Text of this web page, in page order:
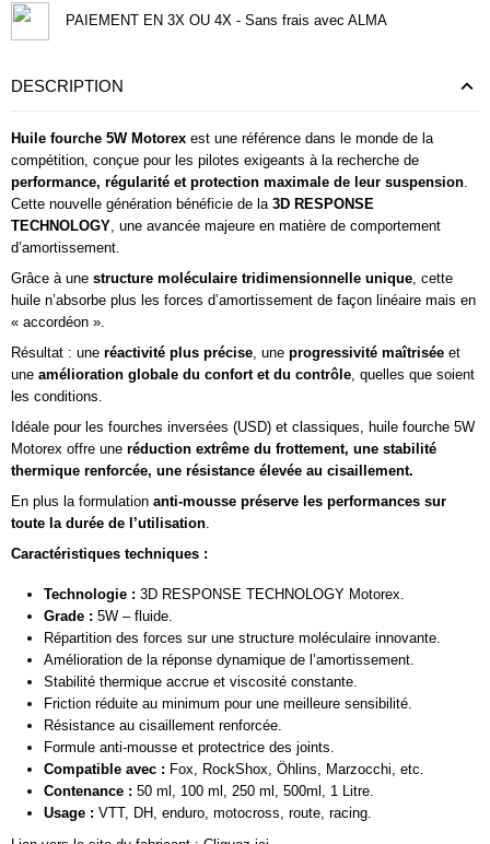
PAIEMENT EN 3X OU 4X - Sans frais avec ALMA
DESCRIPTION
Huile fourche 5W Motorex est une référence dans le monde de la
compétition, conçue pour les pilotes exigeants à la recherche de
performance, régularité et protection maximale de leur suspension
Cette nouvelle génération bénéficie de la 3D RESPONSE
TECHNOLOGY , une avancée majeure en matière de comportement
d’amortissement.
Grâce à une structure moléculaire tridimensionnelle unique , cette
huile n’absorbe plus les forces d’amortissement de façon linéaire mais en
« accordéon ».
Résultat : une réactivité plus précise , une progressivité maîtrisée et
une amélioration globale du confort et du contrôle , quelles que soient
les conditions.
Idéale pour les fourches inversées (USD) et classiques, huile fourche 5W
Motorex offre une réduction extrême du frottement, une stabilité
thermique renforcée, une résistance élevée au cisaillement.
En plus la formulation anti-mousse préserve les performances sur
toute la durée de l’utilisation.
Caractéristiques techniques :
Technologie : 3D RESPONSE TECHNOLOGY Motorex.
Grade : 5W – fluide.
Répartition des forces sur une structure moléculaire innovante.
Amélioration de la réponse dynamique de l’amortissement.
Stabilité thermique accrue et viscosité constante.
Friction réduite au minimum pour une meilleure sensibilité.
Résistance au cisaillement renforcée.
Formule anti-mousse et protectrice des joints.
Compatible avec : Fox, RockShox, Öhlins, Marzocchi, etc.
Contenance : 50 ml, 100 ml, 250 ml, 500ml, 1 Litre.
Usage : VTT, DH, enduro, motocross, route, racing.